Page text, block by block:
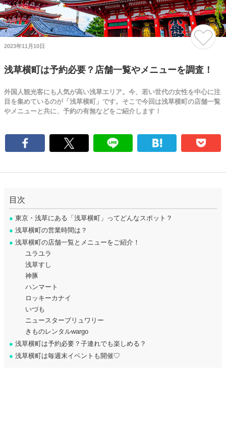
2023年11月10日
浅草横町は予約必要？店舗一覧やメニューを調査！
外国人観光客にも人気が高い浅草エリア。今、若い世代の女性を中心に注
目を集めているのが「浅草横町」です。そこで今回は浅草横町の店舗一覧
やメニューと共に、予約の有無などをご紹介します！
目次
● 東京・浅草にある「浅草横町」ってどんなスポット？
● 浅草横町の営業時間は？
● 浅草横町の店舗一覧とメニューをご紹介！
ユラユラ
浅草すし
神豚
ハンマート
ロッキーカナイ
いづも
ニュースターブリュワリー
きものレンタルwargo
● 浅草横町は予約必要？子連れでも楽しめる？
● 浅草横町は毎週末イベントも開催♡